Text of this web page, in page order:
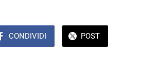
CONDIVIDI POST